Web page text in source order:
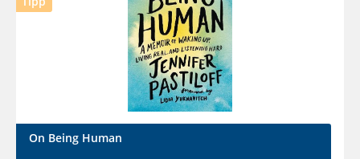
On Being Human